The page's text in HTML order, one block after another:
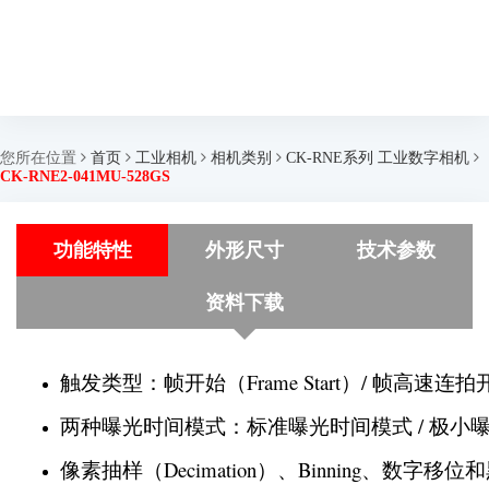
您所在位置 首页 工业相机 相机类别
CK-RNE系列 工业数字相机
CK-RNE2-041MU-528GS
功能特性 外形尺寸 技术参数
资料下载
触发类型：帧开始（Frame Start）/ 帧高速连拍
两种曝光时间模式：标准曝光时间模式 / 极小
像素抽样（Decimation）、Binning、数字移位